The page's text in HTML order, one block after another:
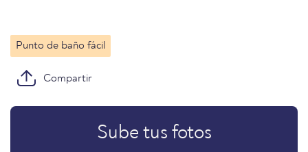
Punto de baño fácil
Compartir
Sube tus fotos